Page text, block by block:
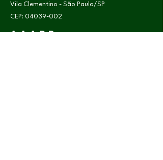
Vila Clementino - São Paulo/SP
CEP: 04039-002
A.A.A.P.B.